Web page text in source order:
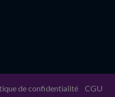
de confidentialité CGU